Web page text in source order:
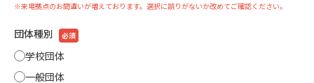
※来場拠点のお間違いが増えております。選択に誤りがないか改めてご確認ください。
団体種別 必須
学校団体
一般団体